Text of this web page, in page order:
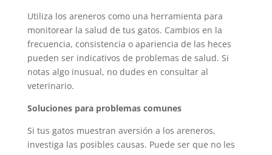
Utiliza los areneros como una herramienta para
monitorear la salud de tus gatos. Cambios en la
frecuencia, consistencia o apariencia de las heces
pueden ser indicativos de problemas de salud. Si
notas algo inusual, no dudes en consultar al
veterinario.
Soluciones para problemas comunes
Si tus gatos muestran aversión a los areneros,
investiga las posibles causas. Puede ser que no les